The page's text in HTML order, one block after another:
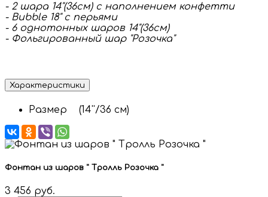
- 2 шара 14"(36см) с наполнением конфетти
- Bubble 18" с перьями
- 6 однотонных шаров 14"(36см)
- Фольгированный шар "Розочка"
Характеристики
Размер (14''/36 см)
Фонтан из шаров " Тролль Розочка "
3 456 руб.